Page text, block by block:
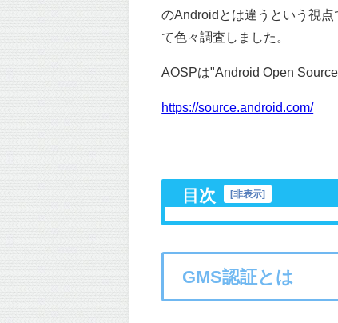
のAndroidとは違うという視
て色々調査しました。
AOSPは"Android Open
https://source.android.com/
目次 [非表示]
GMS認証とは